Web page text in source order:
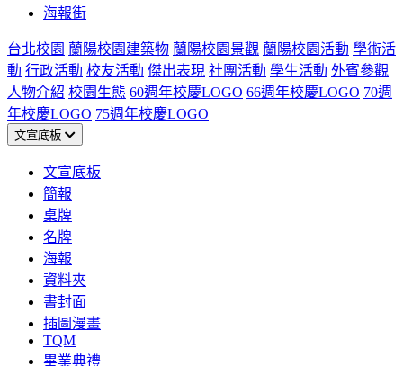
海報街
台北校園 蘭陽校園建築物 蘭陽校園景觀 蘭陽校園活動 學術活
動 行政活動 校友活動 傑出表現 社團活動 學生活動 外賓參觀
人物介紹 校園生態 60週年校慶LOGO 66週年校慶LOGO 70週
年校慶LOGO 75週年校慶LOGO
文宣底板
文宣底板
簡報
桌牌
名牌
海報
資料夾
書封面
插圖漫畫
TQM
畢業典禮